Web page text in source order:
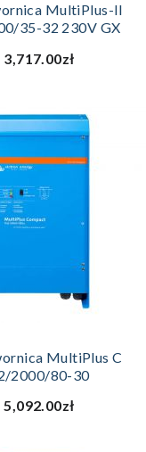
MultiPlus-II
35-32 230V GX
3,717.00zł
MultiPlus C
2000/80-30
5,092.00zł